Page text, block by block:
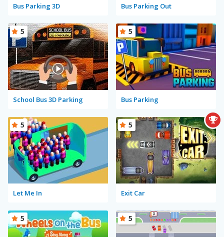
Bus Parking 3D Bus Parking Out
School Bus 3D Parking
5
Bus Parking
5
Let Me In
5
Exit Car
5
5 5